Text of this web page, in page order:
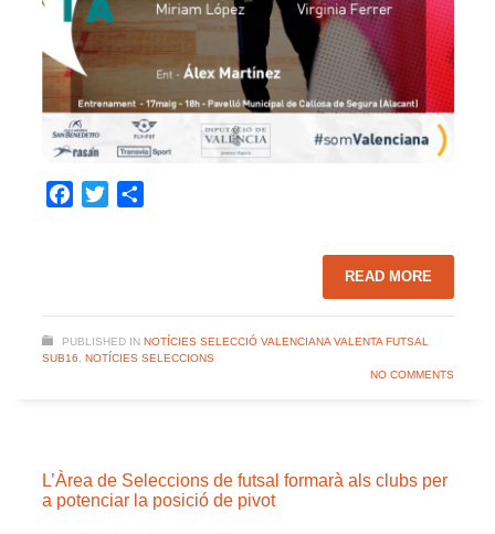
Facebook
Twitter
READ MORE
PUBLISHED IN NOTÍCIES SELECCIÓ VALENCIANA VALENTA FUTSAL
SUB16, NOTÍCIES SELECCIONS
NO COMMENTS
L’Àrea de Seleccions de futsal formarà als clubs per
a potenciar la posició de pivot